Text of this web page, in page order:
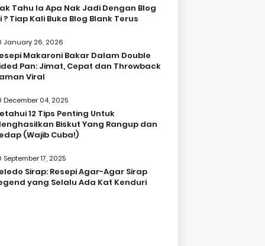
Tahu la Apa Nak Jadi Dengan Blog
? Tiap Kali Buka Blog Blank Terus
January 26, 2026
Makaroni Bakar Dalam Double
Pan: Jimat, Cepat dan Throwback
Viral
December 04, 2025
12 Tips Penting Untuk
Biskut Yang Rangup dan
(Wajib Cuba!)
September 17, 2025
Sirap: Resepi Agar-Agar Sirap
yang Selalu Ada Kat Kenduri